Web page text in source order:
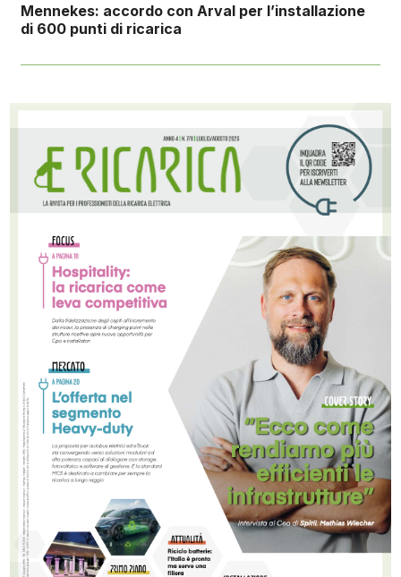
Mennekes: accordo con Arval per l’installazione
di 600 punti di ricarica